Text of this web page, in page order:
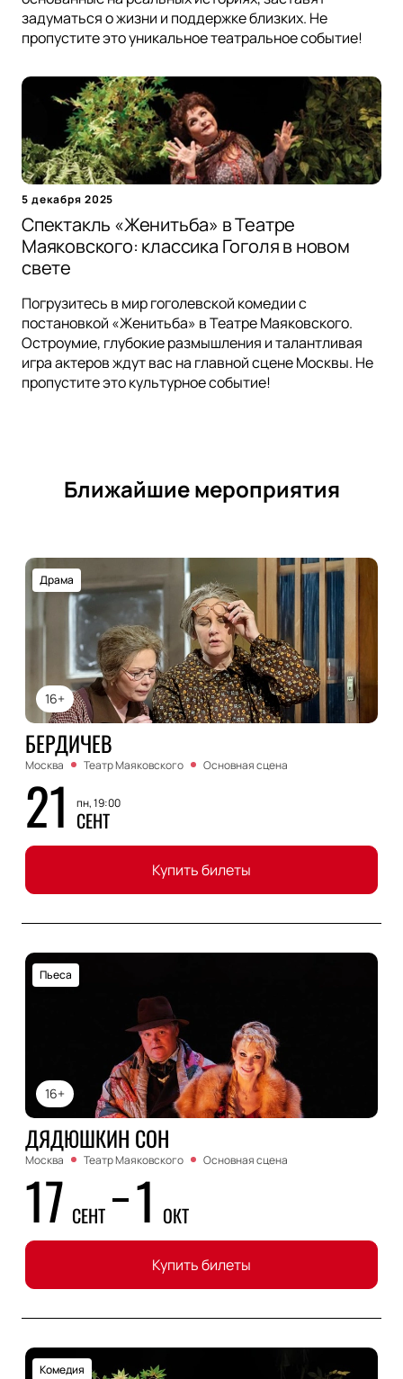
задуматься о жизни и поддержке близких. Не
пропустите это уникальное театральное событие!
5 декабря 2025
Спектакль «Женитьба» в Театре
Маяковского: классика Гоголя в новом
свете
Погрузитесь в мир гоголевской комедии с
постановкой «Женитьба» в Театре Маяковского.
Остроумие, глубокие размышления и талантливая
игра актеров ждут вас на главной сцене Москвы. Не
пропустите это культурное событие!
Ближайшие мероприятия
16+
Драма
БЕРДИЧЕВ
Москва Театр Маяковского Основная сцена
21 пн, 19:00
СЕНТ
Купить билеты
16+
Пьеса
ДЯДЮШКИН СОН
Москва Театр Маяковского Основная сцена
17 СЕНТ 1 ОКТ
Купить билеты
Комедия